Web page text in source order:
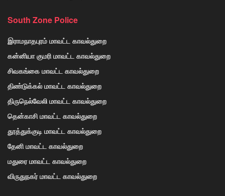
South Zone Police
இராமநாதபுரம் மாவட்ட காவல்துறை
கன்னியா குமரி மாவட்ட காவல்துறை
சிவகங்கை மாவட்ட காவல்துறை
திண்டுக்கல் மாவட்ட காவல்துறை
திருநெல்வேலி மாவட்ட காவல்துறை
தென்காசி மாவட்ட காவல்துறை
தூத்துக்குடி மாவட்ட காவல்துறை
தேனி மாவட்ட காவல்துறை
மதுரை மாவட்ட காவல்துறை
விருதுநகர் மாவட்ட காவல்துறை